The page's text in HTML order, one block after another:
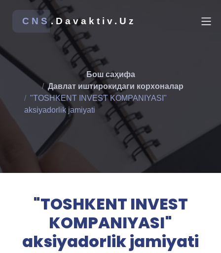
CNS.Davaktiv.Uz
Бош саҳифа
Давлат иштирокидаги корхоналар
"TOSHKENT INVEST KOMPANIYASI"
aksiyadorlik jamiyati
"TOSHKENT INVEST
KOMPANIYASI"
aksiyadorlik jamiyati